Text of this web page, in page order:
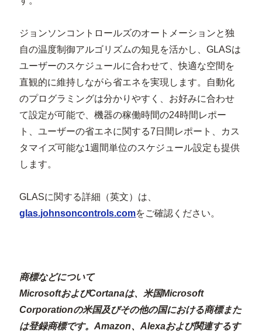
ジョンソンコントロールズのオートメーションと独
自の温度制御アルゴリズムの知見を活かし、GLASは
ユーザーのスケジュールに合わせて、快適な空間を
直観的に維持しながら省エネを実現します。自動化
のプログラミングは分かりやすく、お好みに合わせ
て設定が可能で、機器の稼働時間の24時間レポー
ト、ユーザーの省エネに関する7日間レポート、カス
タマイズ可能な1週間単位のスケジュール設定も提供
します。
GLASに関する詳細（英文）は、
glas.johnsoncontrols.comをご確認ください。
商標などについて
MicrosoftおよびCortanaは、米国Microsoft
Corporationの米国及びその他の国における商標また
は登録商標です。Amazon、Alexaおよび関連するす